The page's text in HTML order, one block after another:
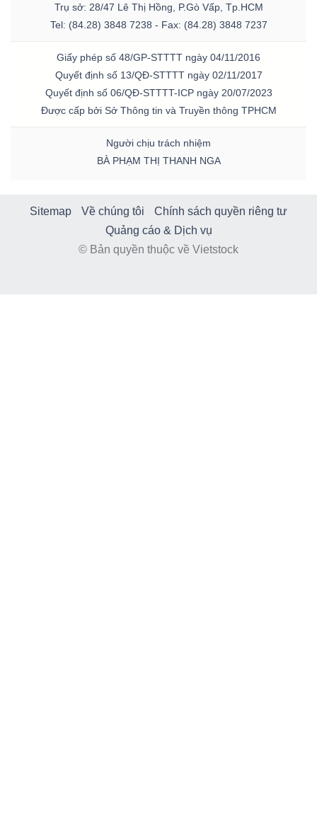
Trụ sở: 28/47 Lê Thị Hồng, P.Gò Vấp, Tp.HCM
Tel: (84.28) 3848 7238 - Fax: (84.28) 3848 7237
Giấy phép số 48/GP-STTTT ngày 04/11/2016
Quyết định số 13/QĐ-STTTT ngày 02/11/2017
Quyết định số 06/QĐ-STTTT-ICP ngày 20/07/2023
Được cấp bởi Sở Thông tin và Truyền thông TPHCM
Người chịu trách nhiệm
BÀ PHẠM THỊ THANH NGA
Sitemap Về chúng tôi
Chính sách quyền riêng tư
Quảng cáo & Dịch vụ
© Bản quyền thuộc về Vietstock